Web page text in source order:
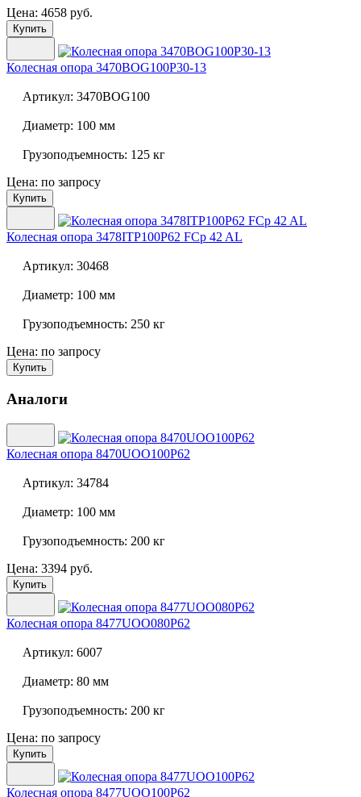
Цена: 4658 руб.
Купить
Колесная опора 3470BOG100P30-13
Артикул: 3470BOG100
Диаметр: 100 мм
Грузоподъемность: 125 кг
Цена: по запросу
Купить
Колесная опора 3478ITP100P62 FCp 42 AL
Артикул: 30468
Диаметр: 100 мм
Грузоподъемность: 250 кг
Цена: по запросу
Купить
Аналоги
Колесная опора 8470UOO100P62
Артикул: 34784
Диаметр: 100 мм
Грузоподъемность: 200 кг
Цена: 3394 руб.
Купить
Колесная опора 8477UOO080P62
Артикул: 6007
Диаметр: 80 мм
Грузоподъемность: 200 кг
Цена: по запросу
Купить
Колесная опора 8477UOO100P62